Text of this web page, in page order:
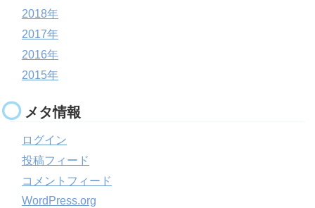
2018年
2017年
2016年
2015年
メタ情報
ログイン
投稿フィード
コメントフィード
WordPress.org